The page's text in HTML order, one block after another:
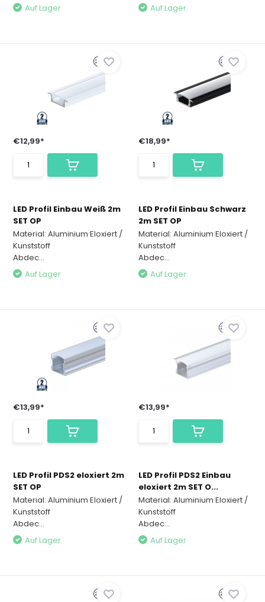
Auf Lager Auf Lager
€12,99*
LED Profil Einbau Weiß 2m
SET OP
Material: Aluminium Eloxiert /
Kunststoff
Abdec...
Auf Lager
€18,99*
LED Profil Einbau Schwarz
2m SET OP
Material: Aluminium Eloxiert /
Kunststoff
Abdec...
Auf Lager
€13,99*
LED Profil PDS2 eloxiert 2m
SET OP
Material: Aluminium Eloxiert /
Kunststoff
Abdec...
Auf Lager
€13,99*
LED Profil PDS2 Einbau
eloxiert 2m SET O...
Material: Aluminium Eloxiert /
Kunststoff
Abdec...
Auf Lager